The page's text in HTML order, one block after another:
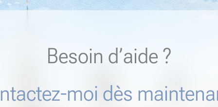
Besoin d’aide ?
moi dès